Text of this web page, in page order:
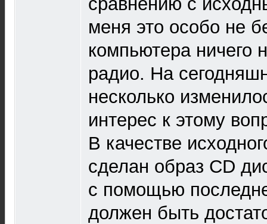
меня это особо не
компьютера ничего
радио. На
несколько
интерес к этому
В качестве
сделан образ CD
с помощью
должен быть